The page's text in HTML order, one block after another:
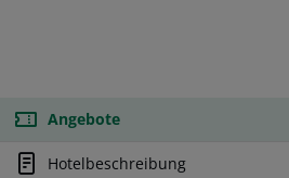
Angebote
Hotelbeschreibung